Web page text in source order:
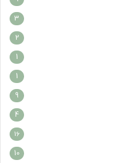
3
2
1
1
9
4
16
10